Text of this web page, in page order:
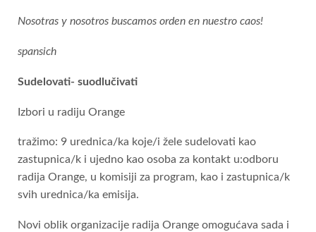
Nosotras y nosotros buscamos orden en nuestro caos!
spansich
Sudelovati- suodlučivati
Izbori u radiju Orange
tražimo: 9 urednica/ka koje/i žele sudelovati kao
zastupnica/k i ujedno kao osoba za kontakt u:odboru
radija Orange, u komisiji za program, kao i zastupnica/k
svih urednica/ka emisija.
Novi oblik organizacije radija Orange omogućava sada i